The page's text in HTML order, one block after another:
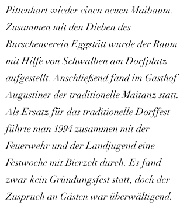
Pittenhart wieder einen neuen Maibaum.
Zusammen mit den Dieben des
Burschenverein Eggstätt wurde der Baum
mit Hilfe von Schwalben am Dorfplatz
aufgestellt. Anschließend fand im Gasthof
Augustiner der traditionelle Maitanz statt.
Als Ersatz für das traditionelle Dorffest
führte man 1994 zusammen mit der
Feuerwehr und der Landjugend eine
Festwoche mit Bierzelt durch. Es fand
zwar kein Gründungsfest statt, doch der
Zuspruch an Gästen war überwältigend.